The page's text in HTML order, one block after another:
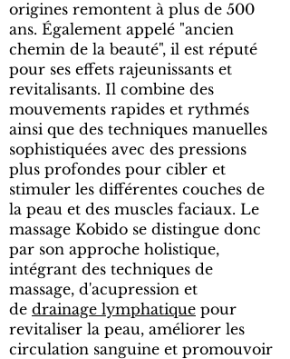
origines remontent à plus de 500
ans. Également appelé "ancien
chemin de la beauté", il est réputé
pour ses effets rajeunissants et
revitalisants. Il combine des
mouvements rapides et rythmés
ainsi que des techniques manuelles
sophistiquées avec des pressions
plus profondes pour cibler et
stimuler les différentes couches de
la peau et des muscles faciaux. Le
massage Kobido se distingue donc
par son approche holistique,
intégrant des techniques de
massage, d'acupression et
de drainage lymphatique pour
revitaliser la peau, améliorer les
circulation sanguine et promouvoir